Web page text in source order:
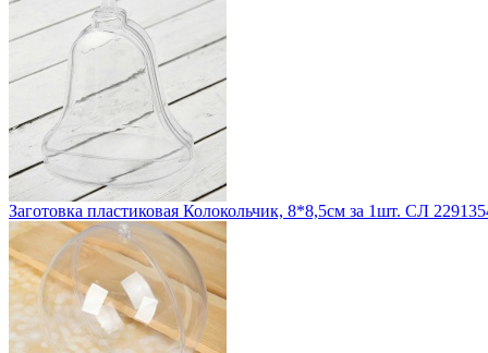
Заготовка пластиковая Колокольчик, 8*8,5см за 1шт. СЛ